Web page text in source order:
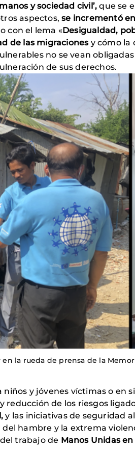
y sociedad civil’,que se
aspectos, se incrementó
con el lema «Desigualdad,
de las migraciones y cómo la
no se vean
de sus derechos.
la rueda de prensa de la
y jóvenes víctimas o en
reducción de los riesgos
y las iniciativas de seguridad
hambre y la extrema
trabajo de Manos Unidas en